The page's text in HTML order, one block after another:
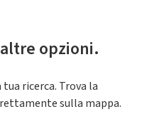
opzioni.
ricerca. Trova la
sulla mappa.